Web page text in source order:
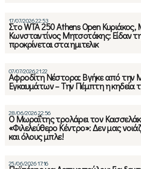
17/07/2026 22:53
Στο WTA 250 Athens Open Κυριάκος,
Κωνσταντίνος Μητσοτάκης: Είδαν
προκρίνεται στα ημιτελικ
07/07/2026 21:22
Αφροδίτη Νέστορα: Βγήκε από την
Εγκαυμάτων – Την Πέμπτη η κηδεία
28/06/2026 22:56
Ο Μωραΐτης τρολάρει τον
«Φιλελεύθερο Κέντρο»: Δεν μας
και όλους μπλε!
25/06/2026 17:16